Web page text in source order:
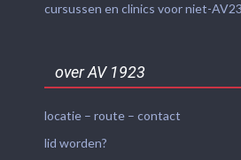
cursussen en clinics voor niet-
over AV 1923
locatie – route – contact
lid worden?